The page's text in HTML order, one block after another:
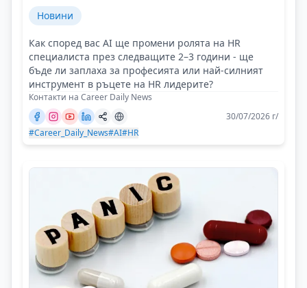
Новини
Как според вас AI ще промени ролята на HR
специалиста през следващите 2–3 години - ще
бъде ли заплаха за професията или най-силният
инструмент в ръцете на HR лидерите?
Контакти на Career Daily News
30/07/2026 г/
#Career_Daily_News#AI#HR